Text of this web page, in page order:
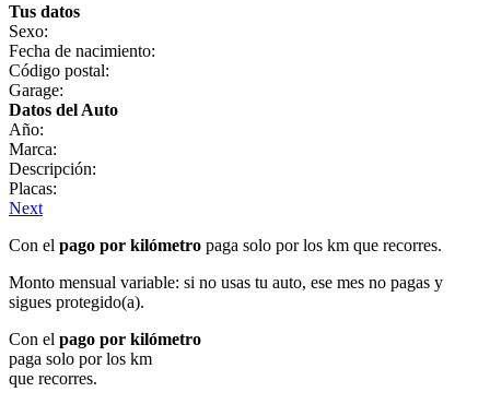
Tus datos
Sexo:
Fecha de nacimiento:
Código postal:
Garage:
Datos del Auto
Año:
Marca:
Descripción:
Placas:
Next
Con el pago por kilómetro paga solo por los km que recorres.
Monto mensual variable: si no usas tu auto, ese mes no pagas y
sigues protegido(a).
Con el pago por kilómetro
paga solo por los km
que recorres.